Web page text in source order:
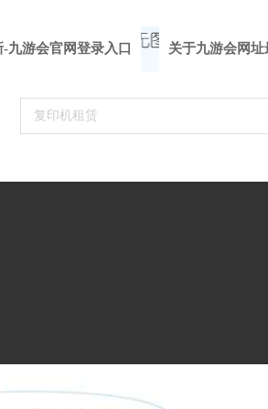
九游会官网登录入口 关于九游会网址
口的解决方案